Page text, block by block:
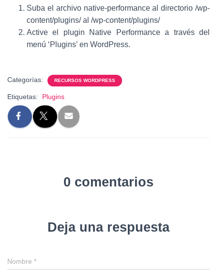
Suba el archivo native-performance al directorio /wp-
content/plugins/ al /wp-content/plugins/
Active el plugin Native Performance a través del
menú ‘Plugins’ en WordPress.
Categorías: RECURSOS WORDPRESS
Etiquetas: Plugins
0 comentarios
Deja una respuesta
Nombre *